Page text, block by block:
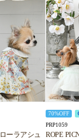
ーラアシュ
70%OFF
PRP1059
ROPE